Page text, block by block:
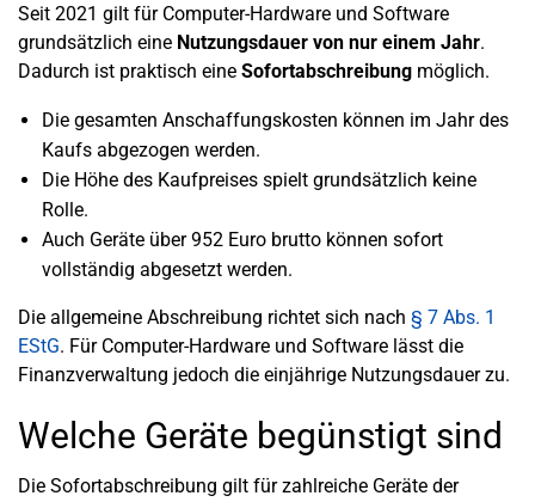
Seit 2021 gilt für Computer-Hardware und Software
grundsätzlich eine Nutzungsdauer von nur einem Jahr.
Dadurch ist praktisch eine Sofortabschreibung möglich.
Die gesamten Anschaffungskosten können im Jahr des
Kaufs abgezogen werden.
Die Höhe des Kaufpreises spielt grundsätzlich keine
Rolle.
Auch Geräte über 952 Euro brutto können sofort
vollständig abgesetzt werden.
Die allgemeine Abschreibung richtet sich nach § 7 Abs. 1
EStG. Für Computer-Hardware und Software lässt die
Finanzverwaltung jedoch die einjährige Nutzungsdauer zu.
Welche Geräte begünstigt sind
Die Sofortabschreibung gilt für zahlreiche Geräte der